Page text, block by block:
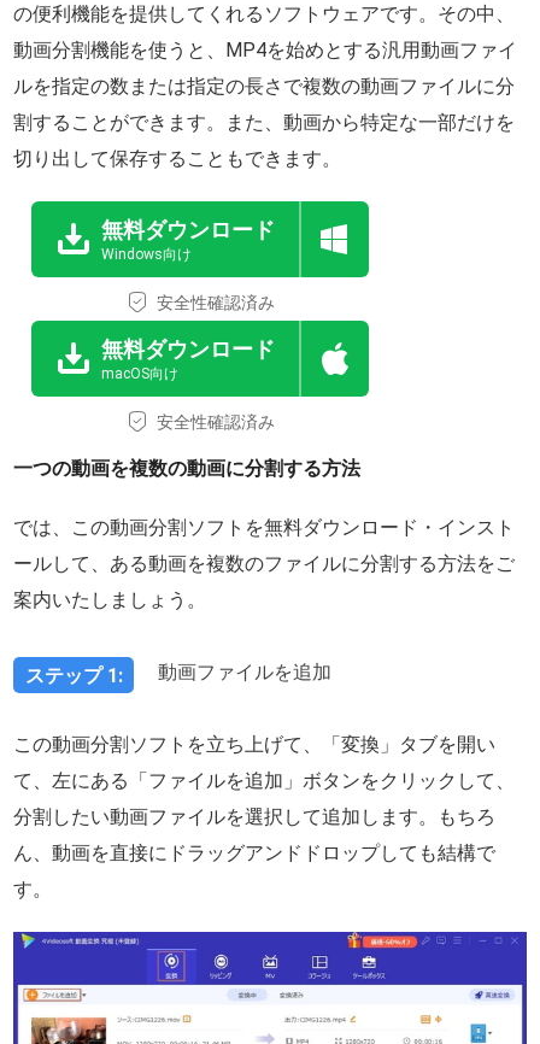
の便利機能を提供してくれるソフトウェアです。その中、
動画分割機能を使うと、MP4を始めとする汎用動画ファイ
ルを指定の数または指定の長さで複数の動画ファイルに分
割することができます。また、動画から特定な一部だけを
切り出して保存することもできます。
無料ダウンロード
Windows向け
安全性確認済み
無料ダウンロード
macOS向け
安全性確認済み
一つの動画を複数の動画に分割する方法
では、この動画分割ソフトを無料ダウンロード・インスト
ールして、ある動画を複数のファイルに分割する方法をご
案内いたしましょう。
ステップ 1: 動画ファイルを追加
この動画分割ソフトを立ち上げて、「変換」タブを開い
て、左にある「ファイルを追加」ボタンをクリックして、
分割したい動画ファイルを選択して追加します。もちろ
ん、動画を直接にドラッグアンドドロップしても結構で
す。